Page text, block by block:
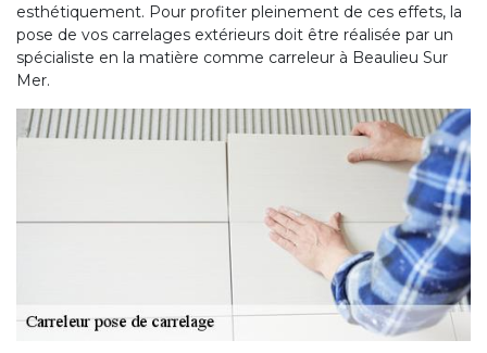
esthétiquement. Pour profiter pleinement de ces effets, la
pose de vos carrelages extérieurs doit être réalisée par un
spécialiste en la matière comme carreleur à Beaulieu Sur
Mer.